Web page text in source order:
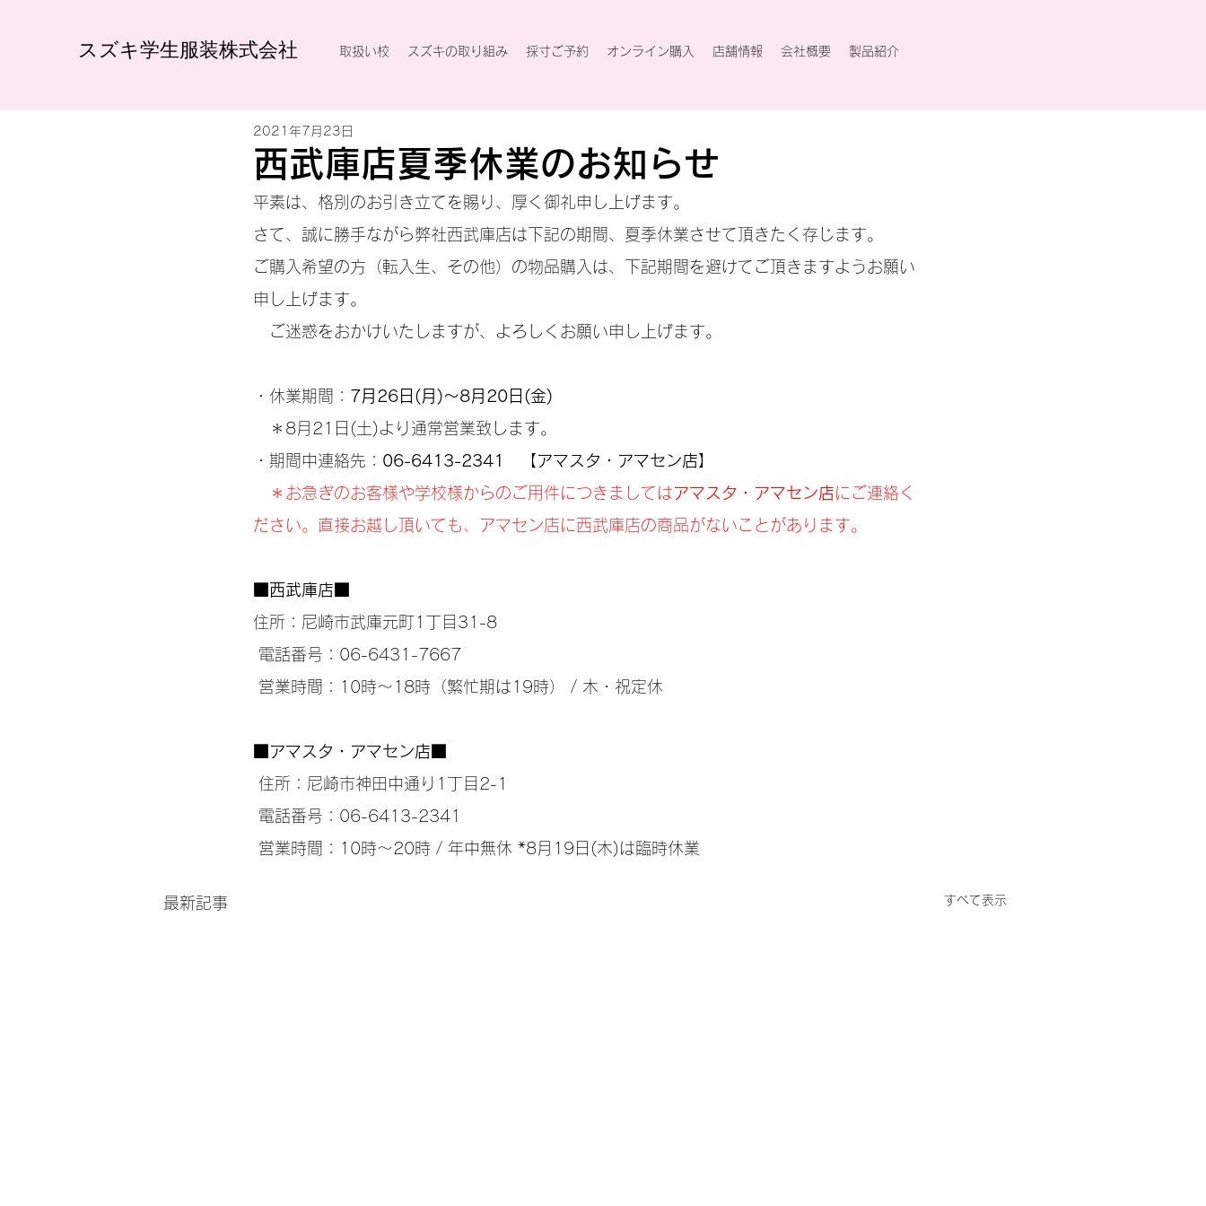
スズキ学生服装株式会社 取扱い校 スズキの取り組み 採寸ご予約 オンライン購入 店舗情報 会社概要 製品紹介
西武庫店夏季休業のお知らせ
2021年7月23日
平素は、格別のお引き立てを賜り、厚く御礼申し上げます。
さて、誠に勝手ながら弊社西武庫店は下記の期間、夏季休業させて頂きたく存じます。
ご購入希望の方（転入生、その他）の物品購入は、下記期間を避けてご頂きますようお願い
申し上げます。
ご迷惑をおかけいたしますが、よろしくお願い申し上げます。
・休業期間： 7月26日(月)～8月20日(金)
＊8月21日(土)より通常営業致します。
・期間中連絡先： 06-6413-2341　【アマスタ・アマセン店】
＊お急ぎのお客様や学校様からのご用件につきましてはアマスタ・アマセン店にご連絡く
ださい。直接お越し頂いても、アマセン店に西武庫店の商品がないことがあります。
西武庫店
住所：尼崎市武庫元町1丁目31-8
電話番号：06-6431-7667
営業時間：10時～18時（繁忙期は19時） / 木・祝定休
アマスタ・アマセン店
住所：尼崎市神田中通り1丁目2-1
電話番号：06-6413-2341
営業時間：10時～20時 / 年中無休 *8月19日(木)は臨時休業
最新記事 すべて表示